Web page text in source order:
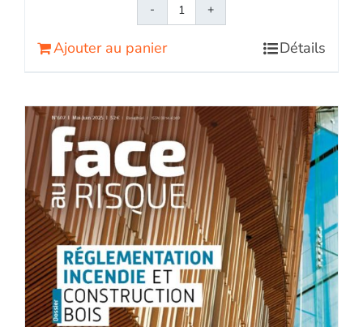
quantité
papier
n°
608
-
Juillet-
août
2025
Ajouter au panier Détails